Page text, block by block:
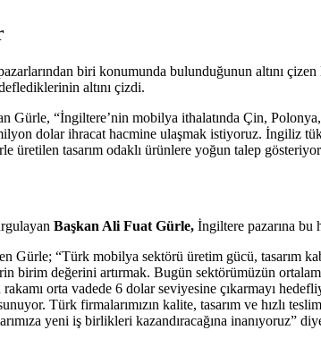
biri konumunda bulunduğunun altını
altını çizdi.
“İngiltere’nin mobilya ithalatında Çin,
dolar ihracat hacmine ulaşmak istiyoruz. İngiliz
üretilen tasarım odaklı ürünlere yoğun talep
Başkan Ali Fuat Gürle, İngiltere pazarına bu
Gürle; “Türk mobilya sektörü üretim gücü, tasarım
birim değerini artırmak. Bugün sektörümüzün
orta vadede 6 dolar seviyesine çıkarmayı
Türk firmalarımızın kalite, tasarım ve hızlı
yeni iş birlikleri kazandıracağına inanıyoruz”